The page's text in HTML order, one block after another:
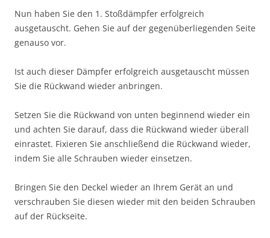
Nun haben Sie den 1. Stoßdämpfer erfolgreich
ausgetauscht. Gehen Sie auf der gegenüberliegenden Seite
genauso vor.
Ist auch dieser Dämpfer erfolgreich ausgetauscht müssen
Sie die Rückwand wieder anbringen.
Setzen Sie die Rückwand von unten beginnend wieder ein
und achten Sie darauf, dass die Rückwand wieder überall
einrastet. Fixieren Sie anschließend die Rückwand wieder,
indem Sie alle Schrauben wieder einsetzen.
Bringen Sie den Deckel wieder an Ihrem Gerät an und
verschrauben Sie diesen wieder mit den beiden Schrauben
auf der Rückseite.